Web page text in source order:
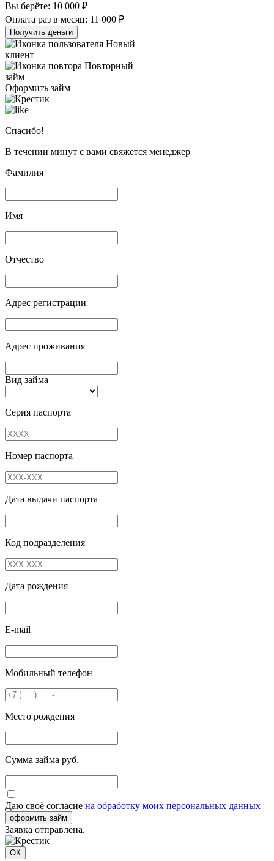
Вы берёте: 10 000 ₽
Оплата раз в месяц: 11 000 ₽
Получить деньги
Новый
клиент
Повторный
займ
Оформить займ
Спасибо!
В течении минут с вами свяжется менеджер
Фамилия
Имя
Отчество
Адрес регистрации
Адрес проживания
Вид займа
Серия паспорта
Номер паспорта
Дата выдачи паспорта
Код подразделения
Дата рождения
E-mail
Мобильный телефон
Место рождения
Сумма займа руб.
Даю своё согласие на обработку моих персональных данных
оформить займ
Заявка отправлена.
ОК